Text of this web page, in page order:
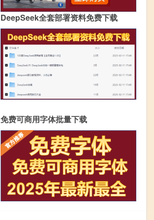
DeepSeek全套部署资料免费下载
免费可商用字体批量下载